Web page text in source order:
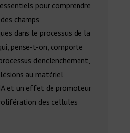
pour comprendre
champs
dans le processus de la
pense-t-on, comporte
d’enclenchement,
au matériel
et un effet de promoteur
des cellules